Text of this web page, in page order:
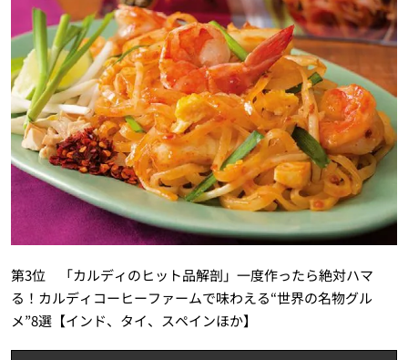
第3位 「カルディのヒット品解剖」一度作ったら絶対ハマ
る！カルディコーヒーファームで味わえる“世界の名物グル
メ”8選【インド、タイ、スペインほか】